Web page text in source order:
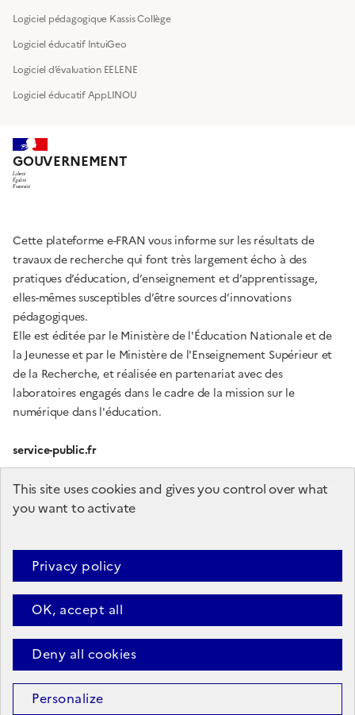
This site uses cookies and gives you control over what
you want to activate
OK, accept all
Deny all cookies
Personalize
Privacy policy
Logiciel pédagogique Kassis Collège
Logiciel éducatif IntuiGeo
Logiciel d’évaluation EELENE
Logiciel éducatif AppLINOU
GOUVERNEMENT
Liberté
Égalité
Fraternité
Cette plateforme e-FRAN vous informe sur les résultats de
travaux de recherche qui font très largement écho à des
pratiques d’éducation, d’enseignement et d’apprentissage,
elles-mêmes susceptibles d’être sources d’innovations
pédagogiques.
Elle est éditée par le Ministère de l'Éducation Nationale et de
la Jeunesse et par le Ministère de l'Enseignement Supérieur et
de la Recherche, et réalisée en partenariat avec des
laboratoires engagés dans le cadre de la mission sur le
numérique dans l'éducation.
service-public.fr
gouvernement.fr
education.gouv.fr
Plan du site Accessibilité (partiellement conforme)
légales
Données personnelles
Sauf mention contraire, tous les textes de ce site sont sous
©2023e-FRAN